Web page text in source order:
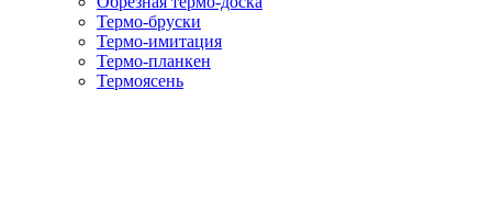
Термо-бруски
Термо-имитация
Термо-планкен
Термоясень